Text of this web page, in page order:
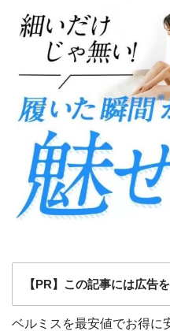
【PR】この記事には広告
ベルミスを最安値でお得に